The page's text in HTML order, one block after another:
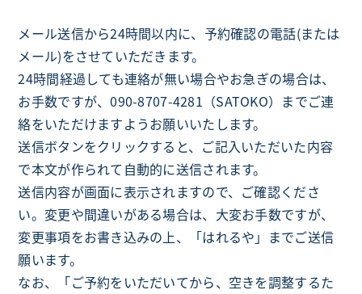
メール送信から24時間以内に、予約確認の電話(または
メール)をさせていただきます。
24時間経過しても連絡が無い場合やお急ぎの場合は、
お手数ですが、090-8707-4281（SATOKO）までご連
絡をいただけますようお願いいたします。
送信ボタンをクリックすると、ご記入いただいた内容
で本文が作られて自動的に送信されます。
送信内容が画面に表示されますので、ご確認くださ
い。変更や間違いがある場合は、大変お手数ですが、
変更事項をお書き込みの上、「はれるや」までご送信
願います。
なお、「ご予約をいただいてから、空きを調整するた